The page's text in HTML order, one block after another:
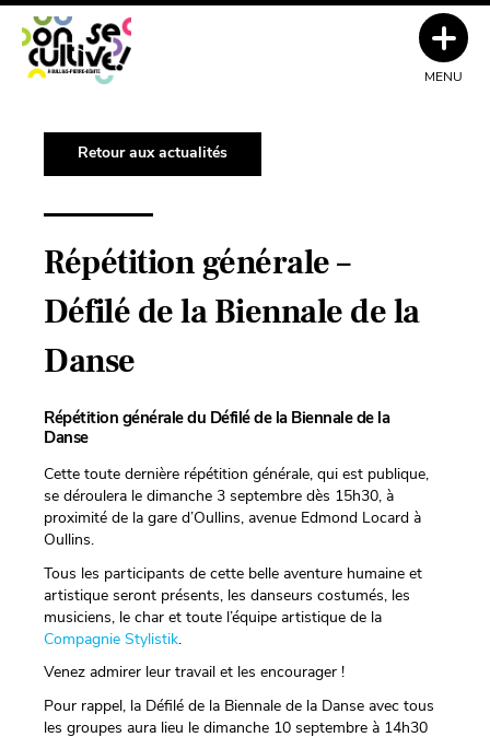
Retour aux actualités
Répétition générale –
Défilé de la Biennale de la
Danse
Répétition générale du Défilé de la Biennale de la
Danse
Cette toute dernière répétition générale, qui est publique,
se déroulera le dimanche 3 septembre dès 15h30, à
proximité de la gare d’Oullins, avenue Edmond Locard à
Oullins.
Tous les participants de cette belle aventure humaine et
artistique seront présents, les danseurs costumés, les
musiciens, le char et toute l’équipe artistique de la
Compagnie Stylistik.
Venez admirer leur travail et les encourager !
Pour rappel, la Défilé de la Biennale de la Danse avec tous
les groupes aura lieu le dimanche 10 septembre à 14h30
MENU